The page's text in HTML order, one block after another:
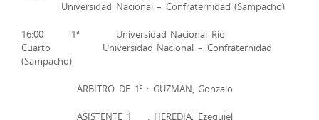
Universidad Nacional – Confraternidad (Sampacho)
16:00 1ª Universidad Nacional Río
Cuarto Universidad Nacional – Confraternidad
(Sampacho)
ÁRBITRO DE 1ª : GUZMAN, Gonzalo
ASISTENTE 1 : HEREDIA, Ezequiel